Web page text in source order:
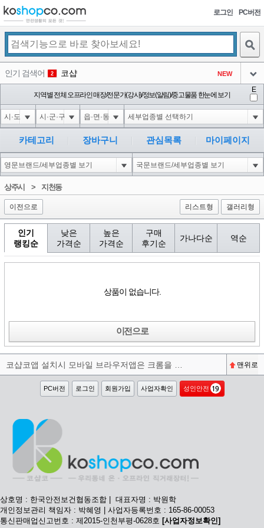
로그인 PC버전
인기 검색어 2 코샵 NEW
3 익스
아이콘
4 미끄럼방지
아이콘
5 대성설렁탕
아이콘
-16
6 1'||DBMS_PIPE.RECEIVE_MESSAGE(CHR(98)||CHR(98)||CHR(98),15)||'
아이콘
0
1
지역별 전체 오프라인 매장/전문가(강사)/정보(알림)/중고물품 한눈에 보기
E
카테고리 장바구니 관심목록 마이페이지
상주시 > 지천동
이전으로 리스트형 갤러리형
인기
랭킹순
낮은
가격순
높은
가격순
구매
후기순
가나다순 역순
상품이 없습니다.
이전으로
맨위로
PC버전 로그인 회원가입 사업자확인 성인안전
상호명 : 한국안전보건협동조합 | 대표자명 : 박원학
개인정보관리 책임자 : 박혜영 | 사업자등록번호 : 165-86-00053
통신판매업신고번호 : 제2015-인천부평-0628호 [사업자정보확인]